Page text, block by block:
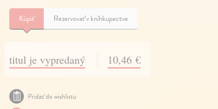
Kúpiť Rezervovať v kníhkupectve
titul je vypredaný 10,46 €
Pridať do wishlistu